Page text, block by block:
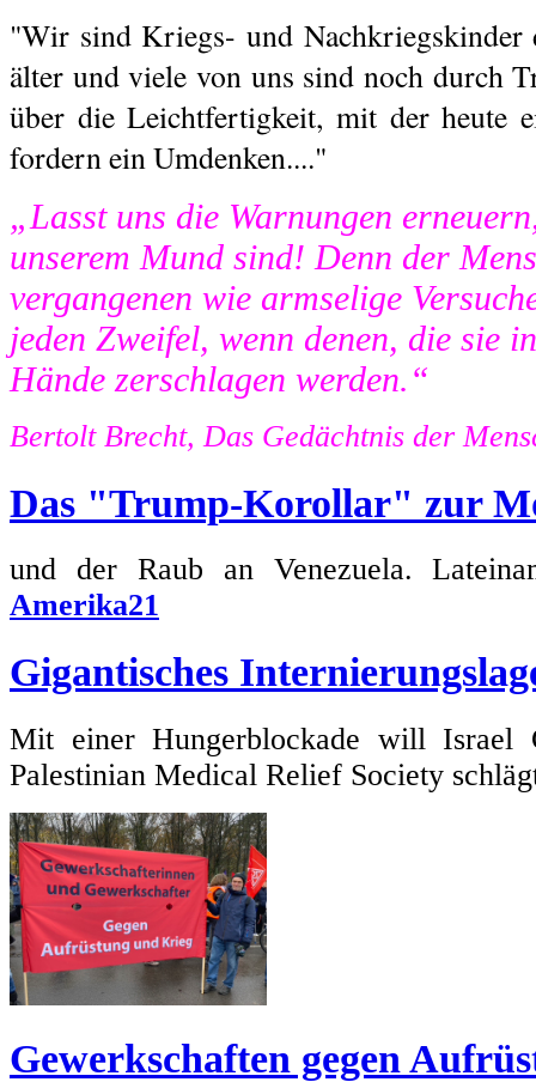
"Wir sind Kriegs- und Nachkriegskinder
älter und viele von uns sind noch durch
über die Leichtfertigkeit, mit der heute
fordern ein Umdenken...."
„Lasst uns die Warnungen
unserem Mund sind! Denn der
vergangenen wie armselige
jeden Zweifel, wenn denen, die sie
Hände zerschlagen werden.“
Bertolt Brecht, Das Gedächtnis der
Das "Trump-Korollar" zur
und der Raub an Venezuela.
Amerika21
Gigantisches
Mit einer Hungerblockade will Israel
Palestinian Medical Relief Society
Gewerkschaften gegen